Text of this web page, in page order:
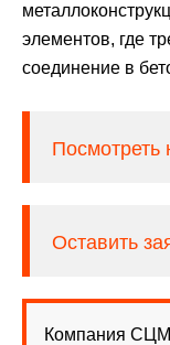
элементов, где
соединение в
Посмотреть
Оставить
Компания